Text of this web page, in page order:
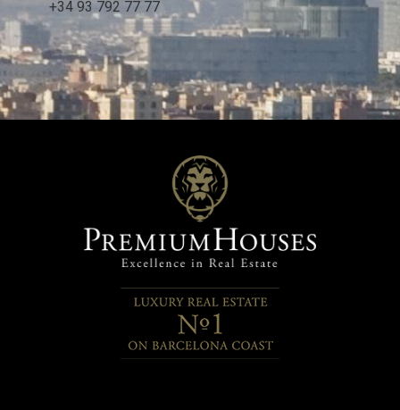
+34 93 792 77 77